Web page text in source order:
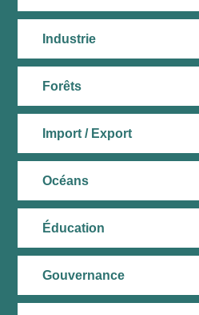
Industrie
Forêts
Import / Export
Océans
Éducation
Gouvernance